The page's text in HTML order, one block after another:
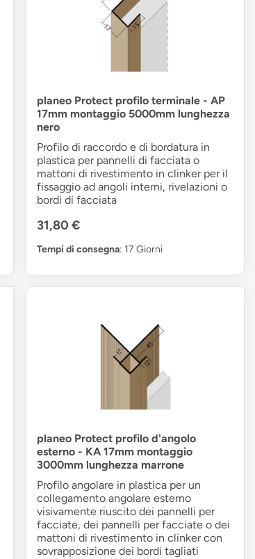
planeo Protect profilo terminale - AP
17mm montaggio 5000mm lunghezza
nero
Profilo di raccordo e di bordatura in
plastica per pannelli di facciata o
mattoni di rivestimento in clinker per il
fissaggio ad angoli interni, rivelazioni o
bordi di facciata
31,80 €
Tempi di consegna: 17 Giorni
planeo Protect profilo d'angolo
esterno - KA 17mm montaggio
3000mm lunghezza marrone
Profilo angolare in plastica per un
collegamento angolare esterno
visivamente riuscito dei pannelli per
facciate, dei pannelli per facciate o dei
mattoni di rivestimento in clinker con
sovrapposizione dei bordi tagliati